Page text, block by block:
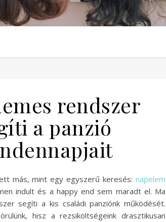
rendszer
a panzió
más, mint egy egyszerű keresés: napelem
indult és a happy end sem maradt el. Ma
segíti a kis családi panziónk működését.
hisz a rezsiköltségeink drasztikusan